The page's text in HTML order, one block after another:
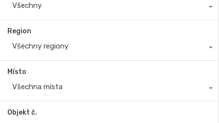
Všechny
Region
Všechny regiony
Místo
Všechna místa
Objekt č.